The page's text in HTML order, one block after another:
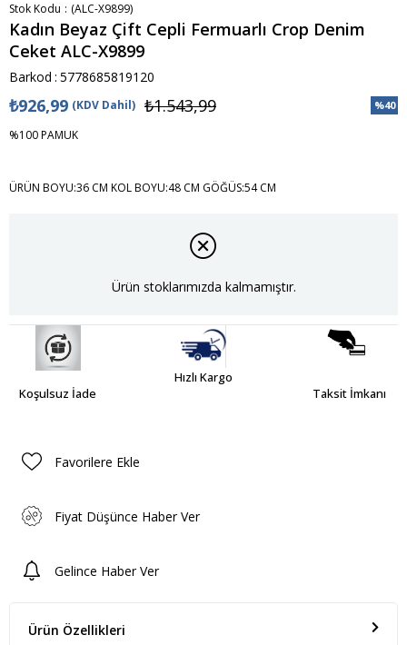
Stok Kodu (ALC-X9899)
Kadın Beyaz Çift Cepli Fermuarlı Crop Denim
Ceket ALC-X9899
Barkod : 5778685819120
%40
₺1.543,99
₺926,99 (KDV Dahil)
%100 PAMUK
ÜRÜN BOYU:36 CM KOL BOYU:48 CM GÖĞÜS:54 CM
Ürün stoklarımızda kalmamıştır.
Koşulsuz İade
Hızlı Kargo
Taksit İmkanı
Favorilere Ekle
Fiyat Düşünce Haber Ver
Gelince Haber Ver
Ürün Özellikleri